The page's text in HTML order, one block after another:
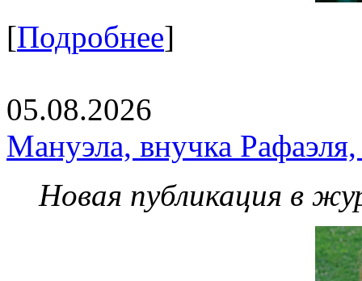
[Подробнее]
05.08.2026
Мануэла, внучка
Новая публикация в